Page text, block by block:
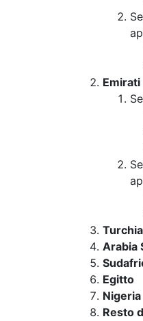
Turchia
Arabia
Egitto
Nigeria
Resto